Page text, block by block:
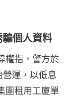
個人資料
權指，警方於
運，以低息
團租用工廈單